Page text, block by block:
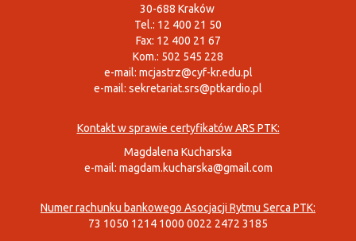
30-688 Kraków
Tel.: 12 400 21 50
Fax: 12 400 21 67
Kom.: 502 545 228
e-mail: mcjastrz@cyf-kr.edu.pl
e-mail: sekretariat.srs@ptkardio.pl
Kontakt w sprawie certyfikatów ARS PTK:
Magdalena Kucharska
e-mail: magdam.kucharska@gmail.com
Numer rachunku bankowego Asocjacji Rytmu Serca PTK:
73 1050 1214 1000 0022 2472 3185